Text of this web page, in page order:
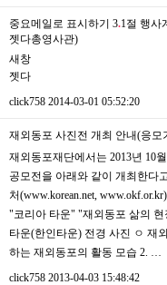
중요메일로 표시하기 3.1절 행사
젯다총영사관)
새창
젯다
click758 2014-03-01 05:52:20
재외동포 사진전 개최 안내(응모
재외동포재단에서는 2013년 10
공모전을 아래와 같이 개최한다
처(www.korean.net,
"코리아 타운" "재외동포 삶의
타운(한인타운) 전경 사진 ㅇ 재
하는 재외동포의 활동 모습 2. …
click758 2013-04-03 15:48:42